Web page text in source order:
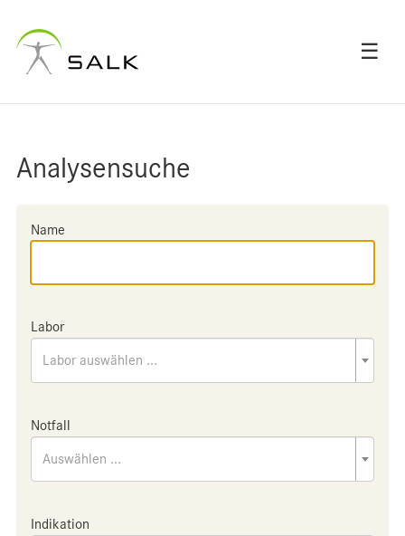
☰
Analysensuche
Name
Labor
Labor auswählen ...
Notfall
Auswählen ...
Indikation